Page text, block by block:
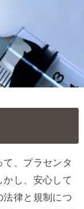
、プラセンタ
し、安心して
法律と規制につ